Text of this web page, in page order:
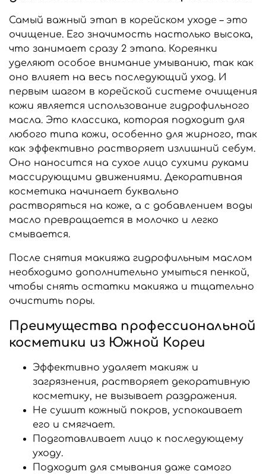
Самый важный этап в корейском уходе – это
очищение. Его значимость настолько высока,
что занимает сразу 2 этапа. Кореянки
уделяют особое внимание умыванию, так как
оно влияет на весь последующий уход. И
первым шагом в корейской системе очищения
кожи является использование гидрофильного
масла. Это классика, которая подходит для
любого типа кожи, особенно для жирного, так
как эффективно растворяет излишний себум.
Оно наносится на сухое лицо сухими руками
массирующими движениями. Декоративная
косметика начинает буквально
растворяться на коже, а с добавлением воды
масло превращается в молочко и легко
смывается.
После снятия макияжа гидрофильным маслом
необходимо дополнительно умыться пенкой,
чтобы снять остатки макияжа и тщательно
очистить поры.
Преимущества профессиональной
косметики из Южной Кореи
Эффективно удаляет макияж и
загрязнения, растворяет декоративную
косметику, не вызывает раздражения.
Не сушит кожный покров, успокаивает
его и смягчает.
Подготавливает лицо к последующему
уходу.
Подходит для смывания даже самого